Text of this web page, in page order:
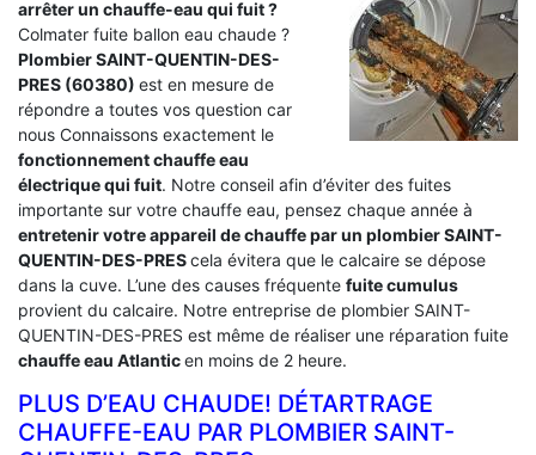
arrêter un chauffe-eau qui fuit ?
Colmater fuite ballon eau chaude ?
Plombier SAINT-QUENTIN-DES-
PRES (60380) est en mesure de
répondre a toutes vos question car
nous Connaissons exactement le
fonctionnement chauffe eau
électrique qui fuit. Notre conseil afin d’éviter des fuites
importante sur votre chauffe eau, pensez chaque année à
entretenir votre appareil de chauffe par un plombier SAINT-
QUENTIN-DES-PREScela évitera que le calcaire se dépose
dans la cuve. L’une des causes fréquente fuite cumulus
provient du calcaire. Notre entreprise de plombier SAINT-
QUENTIN-DES-PRES est même de réaliser une réparation fuite
chauffe eau Atlanticen moins de 2 heure.
PLUS D’EAU CHAUDE! DÉTARTRAGE
CHAUFFE-EAU PAR PLOMBIER SAINT-